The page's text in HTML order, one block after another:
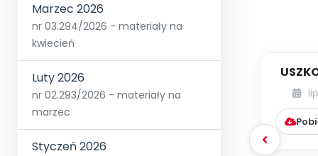
Marzec 2026
nr 03.294/2026 - materiały na
kwiecień
Luty 2026
nr 02.293/2026 - materiały na
marzec
Styczeń 2026